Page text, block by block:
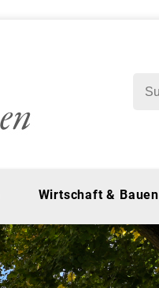
Wirtschaft & Bauen